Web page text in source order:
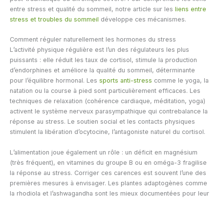
entre stress et qualité du sommeil, notre article sur les liens entre
stress et troubles du sommeil développe ces mécanismes.
Comment réguler naturellement les hormones du stress
L’activité physique régulière est l’un des régulateurs les plus
puissants : elle réduit les taux de cortisol, stimule la production
d’endorphines et améliore la qualité du sommeil, déterminante
pour l’équilibre hormonal. Les sports anti-stress comme le yoga, la
natation ou la course à pied sont particulièrement efficaces. Les
techniques de relaxation (cohérence cardiaque, méditation, yoga)
activent le système nerveux parasympathique qui contrebalance la
réponse au stress. Le soutien social et les contacts physiques
stimulent la libération d’ocytocine, l’antagoniste naturel du cortisol.
L’alimentation joue également un rôle : un déficit en magnésium
(très fréquent), en vitamines du groupe B ou en oméga-3 fragilise
la réponse au stress. Corriger ces carences est souvent l’une des
premières mesures à envisager. Les plantes adaptogènes comme
la rhodiola et l’ashwagandha sont les mieux documentées pour leur